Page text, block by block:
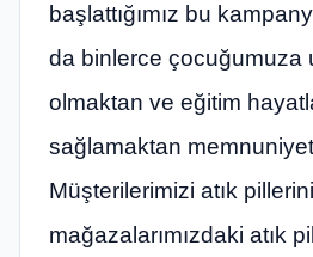
başlattığımız bu
da binlerce çocuğumuza
olmaktan ve eğitim
sağlamaktan
Müşterilerimizi atık pillerini
mağazalarımızdaki atık